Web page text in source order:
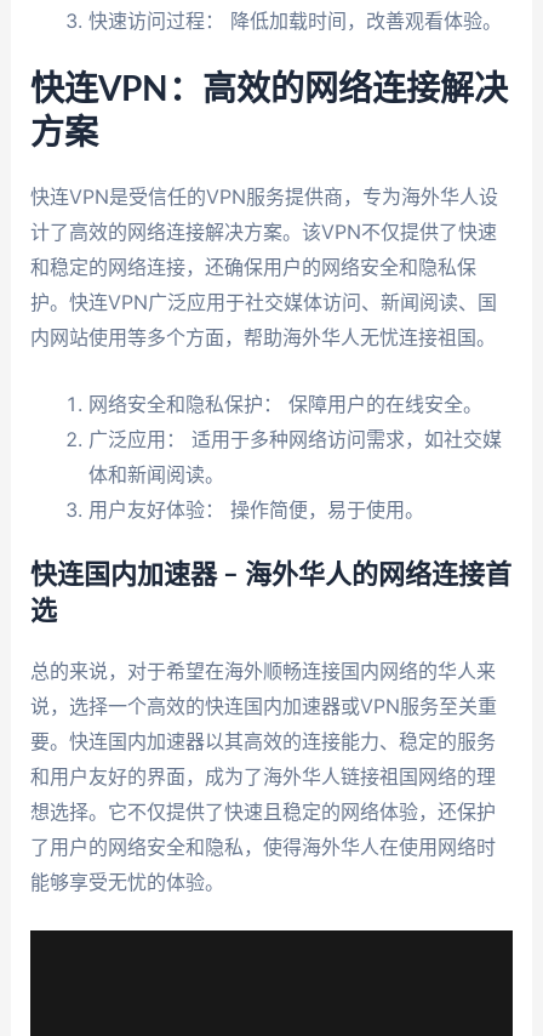
快速访问过程： 降低加载时间，改善观看体验。
快连VPN：高效的网络连接解决
方案
快连VPN是受信任的VPN服务提供商，专为海外华人设
计了高效的网络连接解决方案。该VPN不仅提供了快速
和稳定的网络连接，还确保用户的网络安全和隐私保
护。快连VPN广泛应用于社交媒体访问、新闻阅读、国
内网站使用等多个方面，帮助海外华人无忧连接祖国。
网络安全和隐私保护： 保障用户的在线安全。
广泛应用： 适用于多种网络访问需求，如社交媒
体和新闻阅读。
用户友好体验： 操作简便，易于使用。
快连国内加速器 – 海外华人的网络连接首
选
总的来说，对于希望在海外顺畅连接国内网络的华人来
说，选择一个高效的快连国内加速器或VPN服务至关重
要。快连国内加速器以其高效的连接能力、稳定的服务
和用户友好的界面，成为了海外华人链接祖国网络的理
想选择。它不仅提供了快速且稳定的网络体验，还保护
了用户的网络安全和隐私，使得海外华人在使用网络时
能够享受无忧的体验。